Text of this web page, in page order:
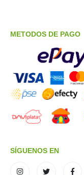
METODOS DE PAGO
SÍGUENOS EN